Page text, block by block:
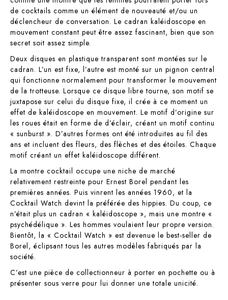
de cocktails comme un élément de nouveauté et/ou un
déclencheur de conversation. Le cadran kaléidoscope en
mouvement constant peut être assez fascinant, bien que son
secret soit assez simple.
Deux disques en plastique transparent sont montées sur le
cadran. L’un est fixe, l’autre est monté sur un pignon central
qui fonctionne normalement pour transformer le mouvement
de la trotteuse. Lorsque ce disque libre tourne, son motif se
juxtapose sur celui du disque fixe, il crée à ce moment un
effet de kaléidoscope en mouvement. Le motif d’origine sur
les roues était en forme de d’éclair, créant un motif continu
« sunburst ». D’autres formes ont été introduites au fil des
ans et incluent des fleurs, des flèches et des étoiles. Chaque
motif créant un effet kaléidoscope différent.
La montre cocktail occupe une niche de marché
relativement restreinte pour Ernest Borel pendant les
premières années. Puis vinrent les années 1960, et la
Cocktail Watch devint la préférée des hippies. Du coup, ce
n’était plus un cadran « kaléidoscope », mais une montre «
psychédélique ». Les hommes voulaient leur propre version.
Bientôt, la « Cocktail Watch » est devenue le best-seller de
Borel, éclipsant tous les autres modèles fabriqués par la
société.
C’est une pièce de collectionneur à porter en pochette ou à
présenter sous verre pour lui donner une totale unicité.